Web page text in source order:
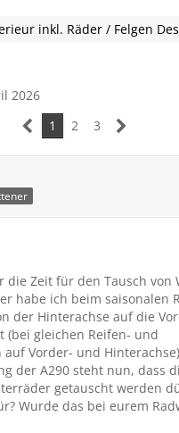
inkl. Räder / Felgen
2026
1
2 3
die Zeit für den Tausch von
habe ich beim saisonalen
der Hinterachse auf die
(bei gleichen Reifen- und
auf Vorder- und
der A290 steht nun, dass
getauscht werden
Wurde das bei eurem